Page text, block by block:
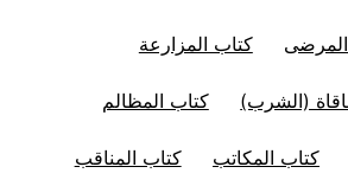
كتاب المزارعة
(الشرب) كتاب المظالم
كتاب المكاتب كتاب المناقب